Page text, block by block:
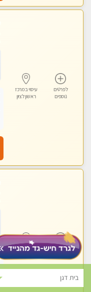
בית דגן
לפרטים
נוספים
עיסוי במרכז
ראשון לציון
לפרטים
נוספים
עיסוי במרכז
ראשון לציון